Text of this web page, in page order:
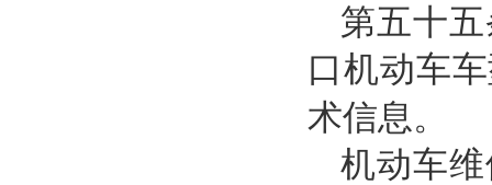
第五十
口机动车
术信息。
机动车